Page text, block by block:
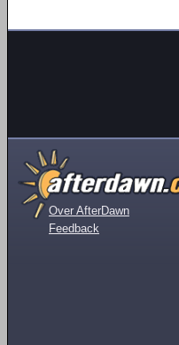
Over AfterDawn
Feedback